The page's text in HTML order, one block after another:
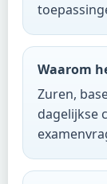
Waarom
Zuren,
dagelijkse